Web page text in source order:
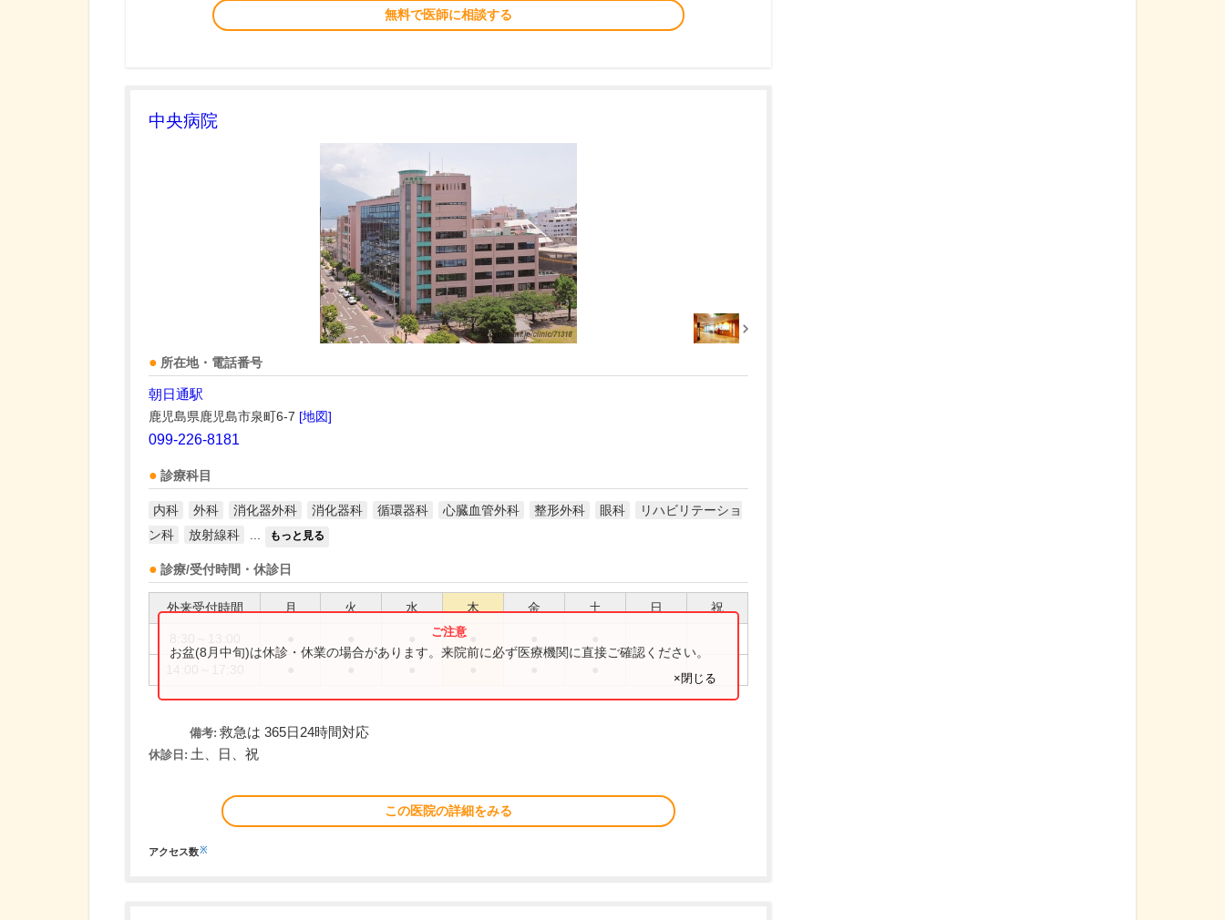
無料で医師に相談する
中央病院
所在地・電話番号
朝日通駅
鹿児島県鹿児島市泉町6-7 [地図]
099-226-8181
診療科目
内科 外科 消化器外科 消化器科 循環器科 心臓血管外科 整形外科 眼科
リハビリテーショ
ン科
放射線科 もっと見る
診療/受付時間・休診日
外来受付時間 月 火 水 木 金 土 日 祝
お盆(8月中旬)は休診・休業の場合があります。来院前に必ず医療機関に直接ご確認ください。
×閉じる
備考: 救急は 365日24時間対応
休診日: 土、日、祝
この医院の詳細をみる
アクセス数※